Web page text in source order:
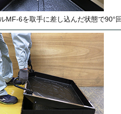
MF-6を取手に差し込んだ状態で90°